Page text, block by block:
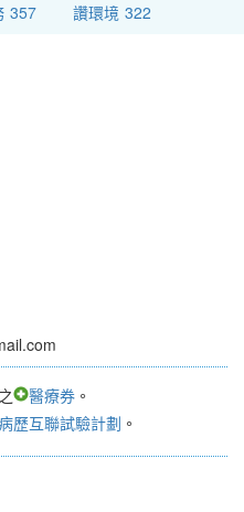
357 讚環境 322
醫療券 。
歷互聯試驗計劃 。